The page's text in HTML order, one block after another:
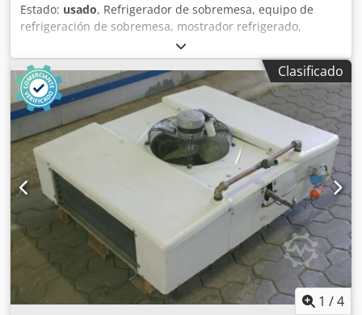
Estado: usado, Refrigerador de sobremesa, equipo de
refrigeración de sobremesa, mostrador refrigerado,
refrigerador de aire, evaporador, cámara frigorífica,
contenedor refrigerado, celda frigorífica -incluye ventilador
-cantidad: disponibles 2 refrigeradores de sobremesa -
precio: por unidad -dimensiones: 610/1500/H220 mm
Dwedpfx Alsb Uhnmogsa -peso: 48 kg
Clasificado
1 /4